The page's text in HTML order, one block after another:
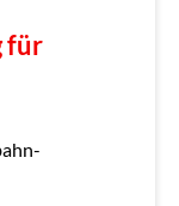
für